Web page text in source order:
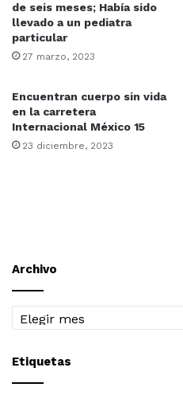
de seis meses; Había sido
llevado a un pediatra
particular
27 marzo, 2023
Encuentran cuerpo sin vida
en la carretera
Internacional México 15
23 diciembre, 2023
Archivo
Archivo
Etiquetas